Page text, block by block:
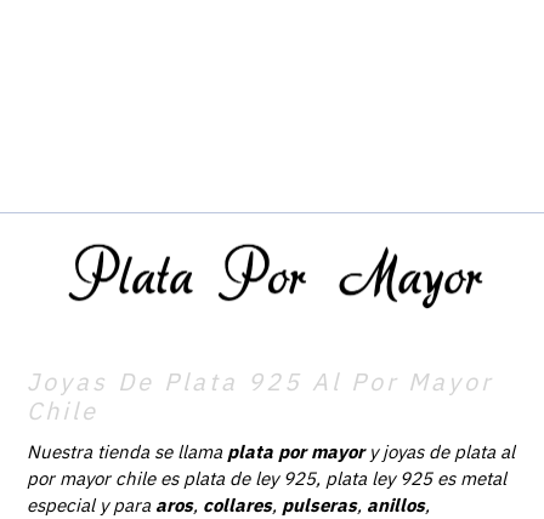
Joyas De Plata 925 Al Por Mayor
Chile
Nuestra tienda se llama plata por mayory joyas de plata al
por mayor chile es plata de ley 925, plata ley 925 es metal
especial y para aros, collares, pulseras, anillos,